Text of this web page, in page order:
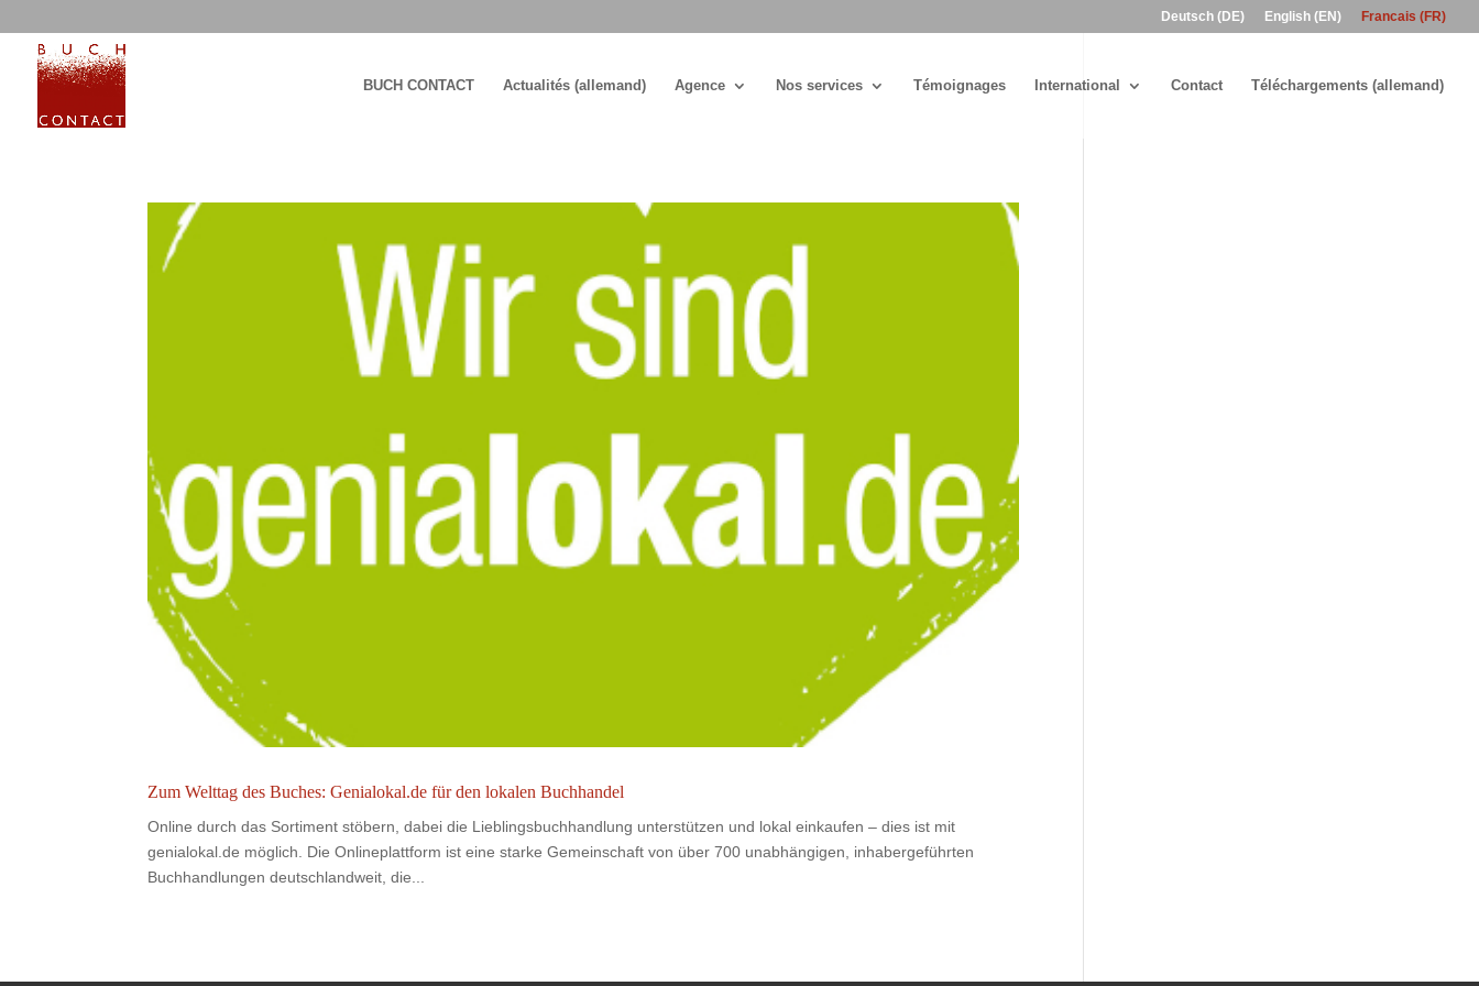
Deutsch (DE) English (EN) Francais (FR)
BUCH CONTACT Actualités (allemand) Agence Nos services Témoignages International Contact Téléchargements (allemand)
Zum Welttag des Buches: Genialokal.de für den lokalen Buchhandel
Online durch das Sortiment stöbern, dabei die Lieblingsbuchhandlung unterstützen und lokal einkaufen – dies ist mit
genialokal.de möglich. Die Onlineplattform ist eine starke Gemeinschaft von über 700 unabhängigen, inhabergeführten
Buchhandlungen deutschlandweit, die...